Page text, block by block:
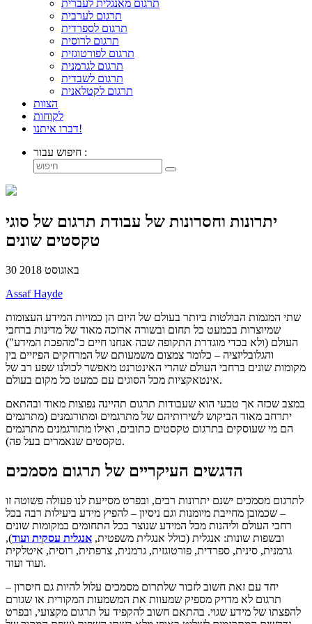
תרגום מאנגלית לעברית
תרגום לערבית
תרגום לספרדית
תרגום לרוסית
תרגום לפורטוגזית
תרגום לגרמנית
תרגום לשבדית
תרגום לקטלאנית
הצוות
לקוחות
דברו איתנו!
חיפוש עבור :
יתרונות וחסרונות של עבודת תרגום של סוגי
טקסטים שונים
30 באוגוסט 2018
Assaf Hayde
שתי המגמות הבולטות ביותר בעולם של היום הן כמויות המידע העצומות
שמיוצרות בכמעט כל תחום ובשורה ארוכה מאוד של מדינות ברחבי
העולם (ולא בכדי מוגדרת התקופה שבה אנחנו חיים כ"מהפכת המידע")
והגלובליזציה – כלומר צמצום משמעותם של המרחקים הפיזיים בין
מקומות שונים ברחבי העולם שהרי האינטרנט מאפשר לכולנו שפע רב של
אינטאקציות מכל הסוגים עם כמעט כל מקום בעולם.
במצב שכזה אך טבעי הוא שעבודות תרגום תהיינה נפוצות מאוד ובהתאם
יתרחב מאוד הביקוש לשירותיהם של מתרגמים ומתורגמנים (מתרגמים
הם מי שעוסקים בתרגום טקסטים כתובים, ואילו מתורגמנים מתרגמים
טקסטים שנאמרים בעל פה).
הדגשים העיקריים של תרגום מסמכים
לתרגום מסמכים ישנם יתרונות רבים, ובפרט מסייעת לנו פעולה פשוטה זו
– שכמובן מחייבת מיומנות וגם ניסיון – להפיץ מידע ביעילות רבה בכל
רחבי העולם וליהנות מכל המידע שנוצר בכל התחומים במקומות שונים
ובשפות שונות: אנגלית (כולל אנגלית משפטית, אנגלית עסקית ועוד),
גרמנית, סינית, ספרדית, פורטוגזית, גרמנית, צרפתית, רוסית, איטלקית
ועוד ועוד.
יחד עם זאת חשוב לזכור שלתרום מסמכים עלול להיות גם חיסרון –
תרגום לא מדויק מספיק שמעוות את המשמעות המקורית או שגורם
להפצתו של מידע שגוי. בהתאם חשוב להקפיד על תרגום מקצועי, ובפרט